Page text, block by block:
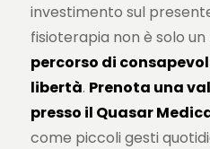
investimento sul
fisioterapia non è solo
percorso di
libertà. Prenota una
presso il Quasar
come piccoli gesti